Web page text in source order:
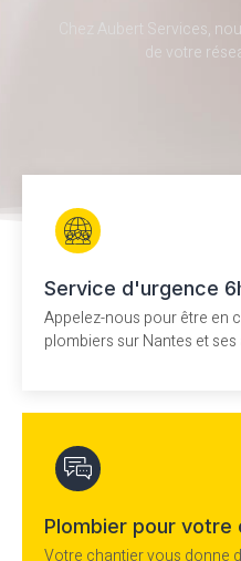
Chez Aubert Services,
de votre
Service d'urgence
Appelez-nous pour être en
plombiers sur Nantes et
Plombier pour votre
Votre chantier vous donne